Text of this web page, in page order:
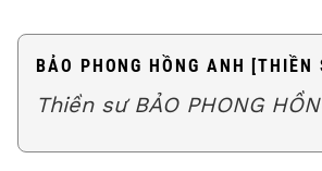
BẢO PHONG HỒNG ANH [THIỀN
Thiền sư BẢO PHONG